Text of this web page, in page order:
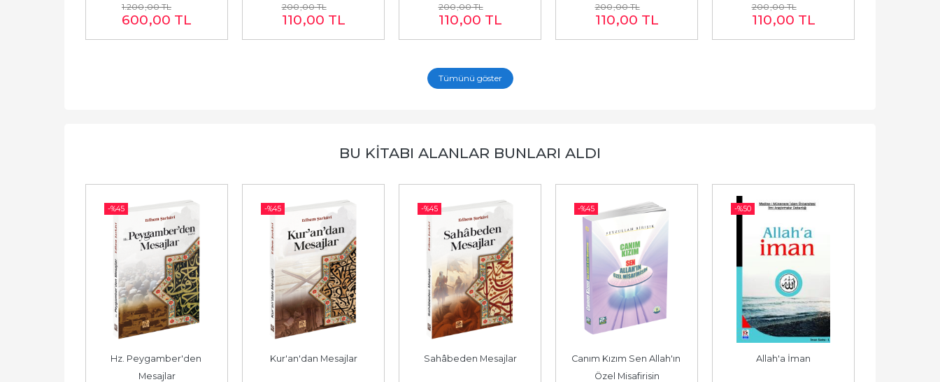
1.200,00TL
600,00 TL
200,00TL
110,00 TL
200,00TL
110,00 TL
200,00TL
110,00 TL
200,00TL
110,00 TL
Tümünü göster
BU KITABI ALANLAR BUNLARI ALDI
-%45
Hz. Peygamber'den
Mesajlar
-%45
Kur'an'dan Mesajlar
-%45
Sahâbeden Mesajlar
-%45
Canım Kızım Sen Allah'ın
Özel Misafirisin
-%50
Allah'a İman